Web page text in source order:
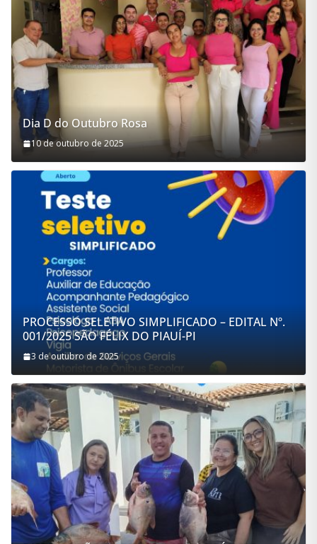
Dia D do Outubro Rosa
10 de outubro de 2025
PROCESSO SELETIVO SIMPLIFICADO – EDITAL Nº.
001/2025 SÃO FÉLIX DO PIAUÍ-PI
3 de outubro de 2025